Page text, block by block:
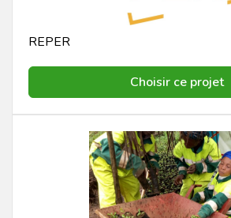
REPER
Choisir ce projet